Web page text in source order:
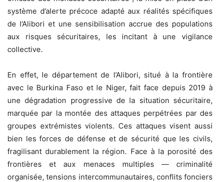
système d’alerte précoce adapté aux réalités spécifiques
de l’Alibori et une sensibilisation accrue des populations
aux risques sécuritaires, les incitant à une vigilance
collective.
En effet, le département de l’Alibori, situé à la frontière
avec le Burkina Faso et le Niger, fait face depuis 2019 à
une dégradation progressive de la situation sécuritaire,
marquée par la montée des attaques perpétrées par des
groupes extrémistes violents. Ces attaques visent aussi
bien les forces de défense et de sécurité que les civils,
fragilisant durablement la région. Face à la porosité des
frontières et aux menaces multiples — criminalité
organisée, tensions intercommunautaires, conflits fonciers